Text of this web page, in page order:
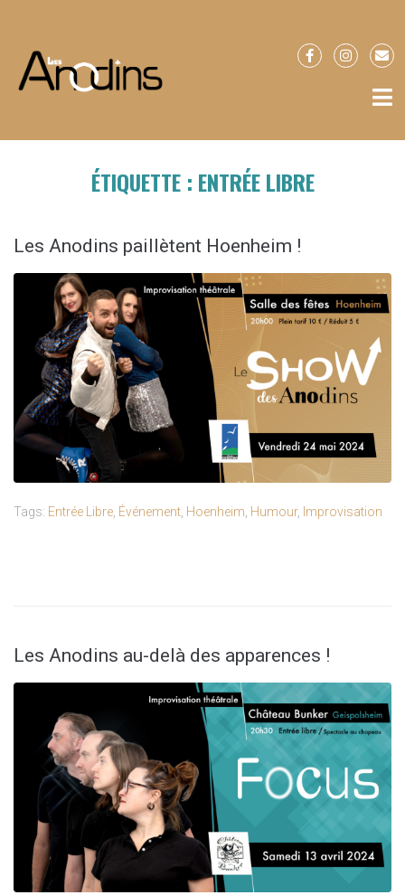
ÉTIQUETTE : ENTRÉE LIBRE
Les Anodins paillètent Hoenheim !
Tags: Entrée Libre, Événement, Hoenheim, Humour, Improvisation
Les Anodins au-delà des apparences !